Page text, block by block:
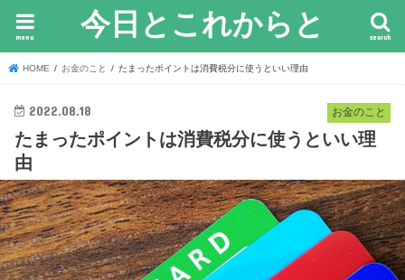
今日とこれからと search
menu
HOME お金のこと たまったポイントは消費税分に使うといい理由
お金のこと
2022.08.18
たまったポイントは消費税分に使うといい理
由